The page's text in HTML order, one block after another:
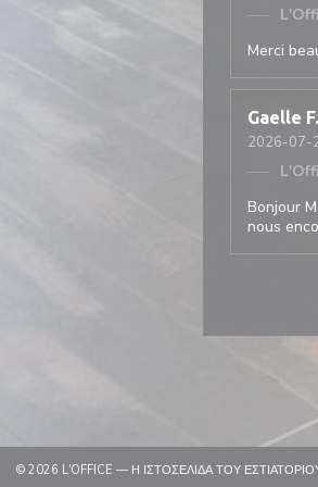
Merci
Gaelle F
2026-07-
Bonjour
nous
© 2026 L'OFFICE — Η ΙΣΤΟΣΕΛΊΔΑ ΤΟΥ